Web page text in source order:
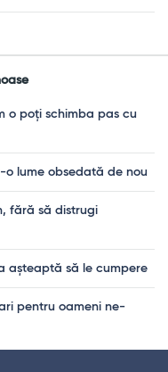
o poți schimba pas cu
o lume obsedată de nou
fără să distrugi
așteaptă să le cumpere
pentru oameni ne-